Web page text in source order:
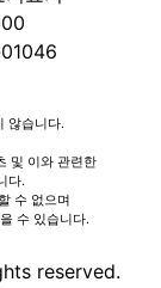
않습니다.
및 이와 관련한
다.
수 없으며
수 있습니다.
reserved.